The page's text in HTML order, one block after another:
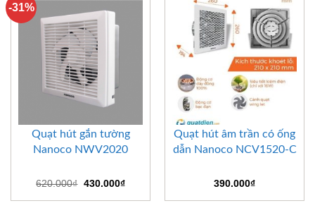
-31%
Quạt hút gắn tường
Nanoco NWV2020
620.000₫ Giá
là:
430.000₫Giá
tại
Quạt hút âm trần có ống
dẫn Nanoco NCV1520-C
390.000₫